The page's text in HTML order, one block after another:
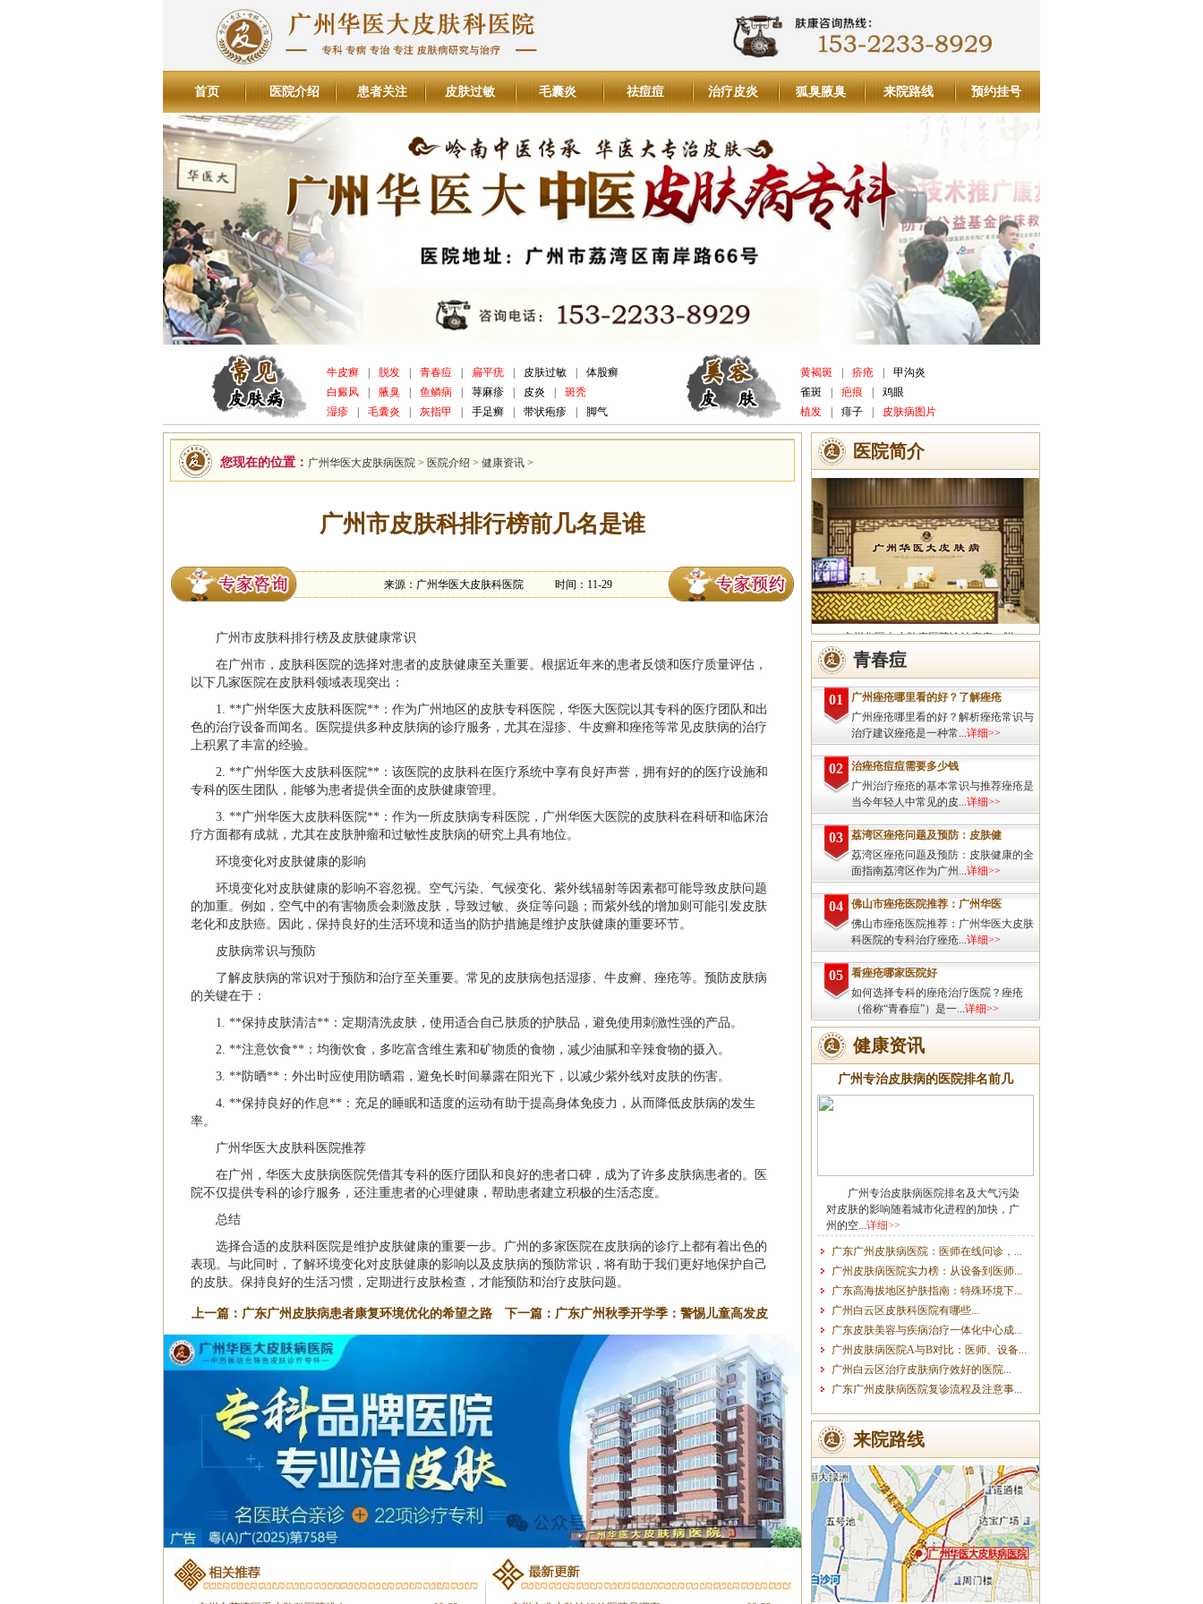
首页 医院介绍 患者关注 皮肤过敏 毛囊炎 祛痘痘 治疗皮炎 狐臭腋臭 来院路线 预约挂号
牛皮癣 脱发 青春痘 扁平疣 皮肤过敏
体股癣
白癜风
腋臭 鱼鳞病 荨麻疹 皮炎
斑秃
湿疹
毛囊炎 灰指甲 手足癣 带状疱疹 脚气
黄褐斑 疥疮
甲沟炎
雀斑
疤痕
鸡眼
植发
痱子 皮肤病图片
您现在的位置： 广州华医大皮肤病医院 > 医院介绍 > 健康资讯 >
广州市皮肤科排行榜前几名是谁
来源：广州华医大皮肤科医院 时间：11-29
广州市皮肤科排行榜及皮肤健康常识
在广州市，皮肤科医院的选择对患者的皮肤健康至关重要。根据近年来的患者反馈和医疗质量评估，
以下几家医院在皮肤科领域表现突出：
1. **广州华医大皮肤科医院**：作为广州地区的皮肤专科医院，华医大医院以其专科的医疗团队和出
色的治疗设备而闻名。医院提供多种皮肤病的诊疗服务，尤其在湿疹、牛皮癣和痤疮等常见皮肤病的治疗
上积累了丰富的经验。
2. **广州华医大皮肤科医院**：该医院的皮肤科在医疗系统中享有良好声誉，拥有好的的医疗设施和
专科的医生团队，能够为患者提供全面的皮肤健康管理。
3. **广州华医大皮肤科医院**：作为一所皮肤病专科医院，广州华医大医院的皮肤科在科研和临床治
疗方面都有成就，尤其在皮肤肿瘤和过敏性皮肤病的研究上具有地位。
环境变化对皮肤健康的影响
环境变化对皮肤健康的影响不容忽视。空气污染、气候变化、紫外线辐射等因素都可能导致皮肤问题
的加重。例如，空气中的有害物质会刺激皮肤，导致过敏、炎症等问题；而紫外线的增加则可能引发皮肤
老化和皮肤癌。因此，保持良好的生活环境和适当的防护措施是维护皮肤健康的重要环节。
皮肤病常识与预防
了解皮肤病的常识对于预防和治疗至关重要。常见的皮肤病包括湿疹、牛皮癣、痤疮等。预防皮肤病
的关键在于：
1. **保持皮肤清洁**：定期清洗皮肤，使用适合自己肤质的护肤品，避免使用刺激性强的产品。
2. **注意饮食**：均衡饮食，多吃富含维生素和矿物质的食物，减少油腻和辛辣食物的摄入。
3. **防晒**：外出时应使用防晒霜，避免长时间暴露在阳光下，以减少紫外线对皮肤的伤害。
4. **保持良好的作息**：充足的睡眠和适度的运动有助于提高身体免疫力，从而降低皮肤病的发生
率。
广州华医大皮肤科医院推荐
在广州，华医大皮肤病医院凭借其专科的医疗团队和良好的患者口碑，成为了许多皮肤病患者的。医
院不仅提供专科的诊疗服务，还注重患者的心理健康，帮助患者建立积极的生活态度。
总结
选择合适的皮肤科医院是维护皮肤健康的重要一步。广州的多家医院在皮肤病的诊疗上都有着出色的
表现。与此同时，了解环境变化对皮肤健康的影响以及皮肤病的预防常识，将有助于我们更好地保护自己
的皮肤。保持良好的生活习惯，定期进行皮肤检查，才能预防和治疗皮肤问题。
下一篇： 广东广州秋季开学季：警惕儿童高发皮
肤病，科学预防护健康
上一篇： 广东广州皮肤病患者康复环境优化的希望之路
医院简介
广州华医大皮肤病医院诊治痤疮、脱
发、灰指甲、荨麻疹、湿疹、皮炎、斑秃、
皮肤过敏、扁平疣、带状疱疹、皮肤瘙痒、
皮肤过敏等皮肤疾病的治疗方面...详细>>
青春痘
01
广州痤疮哪里看的好？了解痤疮
广州痤疮哪里看的好？解析痤疮常识与
治疗建议痤疮是一种常...详细>>
02
治痤疮痘痘需要多少钱
广州治疗痤疮的基本常识与推荐痤疮是
当今年轻人中常见的皮...详细>>
03
荔湾区痤疮问题及预防：皮肤健
荔湾区痤疮问题及预防：皮肤健康的全
面指南荔湾区作为广州...详细>>
04
佛山市痤疮医院推荐：广州华医
佛山市痤疮医院推荐：广州华医大皮肤
科医院的专科治疗痤疮...详细>>
05
看痤疮哪家医院好
如何选择专科的痤疮治疗医院？痤疮
（俗称“青春痘”）是一...详细>>
健康资讯
广州专治皮肤病的医院排名前几
广州专治皮肤病医院排名及大气污染
对皮肤的影响随着城市化进程的加快，广
州的空...详细>>
广东广州皮肤病医院：医师在线问诊，...
广州皮肤病医院实力榜：从设备到医师...
广东高海拔地区护肤指南：特殊环境下...
广州白云区皮肤科医院有哪些...
广东皮肤美容与疾病治疗一体化中心成...
广州皮肤病医院A与B对比：医师、设备...
广州白云区治疗皮肤病疗效好的医院...
广东广州皮肤病医院复诊流程及注意事...
来院路线